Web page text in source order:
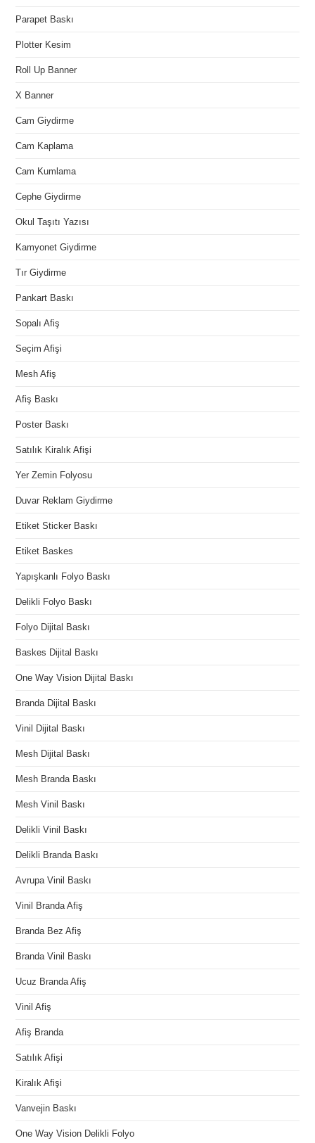
Parapet Baskı
Plotter Kesim
Roll Up Banner
X Banner
Cam Giydirme
Cam Kaplama
Cam Kumlama
Cephe Giydirme
Okul Taşıtı Yazısı
Kamyonet Giydirme
Tır Giydirme
Pankart Baskı
Sopalı Afiş
Seçim Afişi
Mesh Afiş
Afiş Baskı
Poster Baskı
Satılık Kiralık Afişi
Yer Zemin Folyosu
Duvar Reklam Giydirme
Etiket Sticker Baskı
Etiket Baskes
Yapışkanlı Folyo Baskı
Delikli Folyo Baskı
Folyo Dijital Baskı
Baskes Dijital Baskı
One Way Vision Dijital Baskı
Branda Dijital Baskı
Vinil Dijital Baskı
Mesh Dijital Baskı
Mesh Branda Baskı
Mesh Vinil Baskı
Delikli Vinil Baskı
Delikli Branda Baskı
Avrupa Vinil Baskı
Vinil Branda Afiş
Branda Bez Afiş
Branda Vinil Baskı
Ucuz Branda Afiş
Vinil Afiş
Afiş Branda
Satılık Afişi
Kiralık Afişi
Vanvejin Baskı
One Way Vision Delikli Folyo